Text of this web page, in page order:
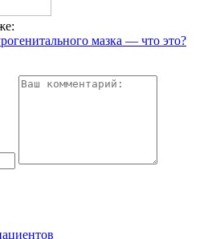
мазка — что это?